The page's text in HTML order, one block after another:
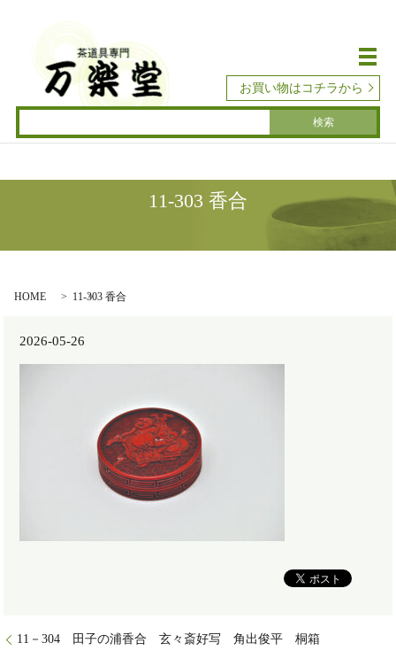
メ
お買い物はコチラから
11-303 香合
HOME 11-303 香合
2026-05-26
11－304 田子の浦香合 玄々斎好写 角出俊平 桐箱